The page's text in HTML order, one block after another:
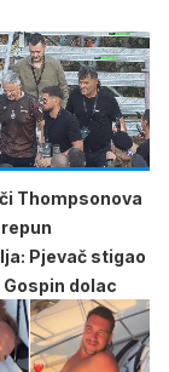
Thompsonova
Pjevač stigao
dolac